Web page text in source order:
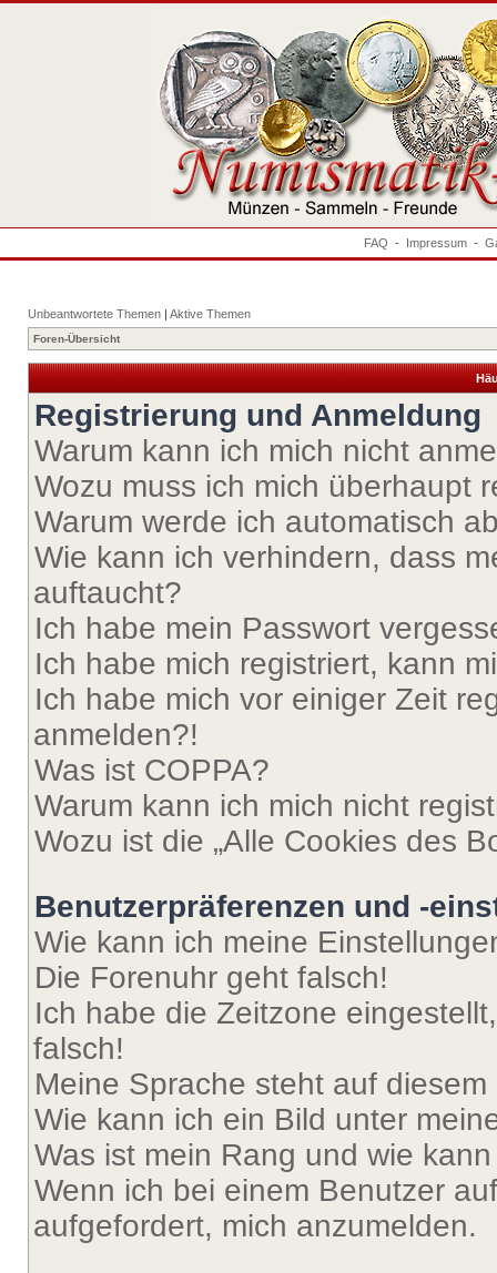
FAQ - Impressum -
Unbeantwortete Themen | Aktive Themen
Foren-Übersicht
Registrierung und Anmeldung
Warum kann ich mich nicht
Wozu muss ich mich überhaupt
Warum werde ich automatisch
Wie kann ich verhindern, dass
auftaucht?
Ich habe mein Passwort
Ich habe mich registriert, kann
Ich habe mich vor einiger Zeit
anmelden?!
Was ist COPPA?
Warum kann ich mich nicht
Wozu ist die „Alle Cookies des
Benutzerpräferenzen und -
Wie kann ich meine
Die Forenuhr geht falsch!
Ich habe die Zeitzone
falsch!
Meine Sprache steht auf
Wie kann ich ein Bild unter
Was ist mein Rang und wie
Wenn ich bei einem Benutzer
aufgefordert, mich anzumelden.